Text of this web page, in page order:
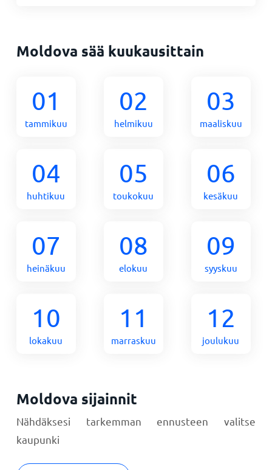
Moldova sää kuukausittain
01
tammikuu
02
helmikuu
03
maaliskuu
04
huhtikuu
05
toukokuu
06
kesäkuu
07
heinäkuu
08
elokuu
09
syyskuu
10
lokakuu
11
marraskuu
12
joulukuu
Moldova sijainnit
Nähdäksesi tarkemman ennusteen valitse
kaupunki